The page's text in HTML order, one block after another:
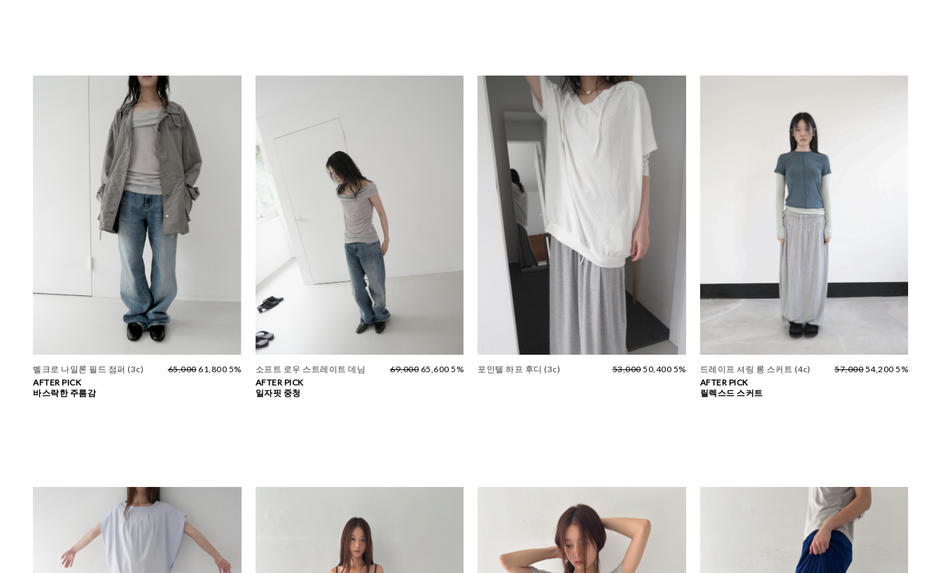
벨크로 나일론 필드 점퍼 (3c) 65,00061,800 5%
AFTER PICK
바스락한 주름감
소프트 로우 스트레이트 데님 69,000 65,600 5%
AFTER PICK
일자핏 중청
포인텔 하프 후디 (3c) 53,00050,400 5% 드레이프 셔링 롱 스커트 (4c) 57,000 54,200 5%
AFTER PICK
릴렉스드 스커트